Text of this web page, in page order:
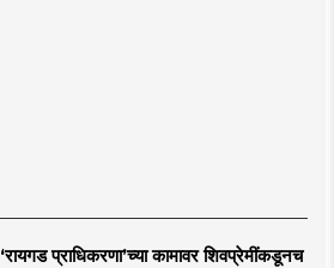
‘रायगड प्राधिकरणा’च्या कामावर शिवप्रेमींकडूनच